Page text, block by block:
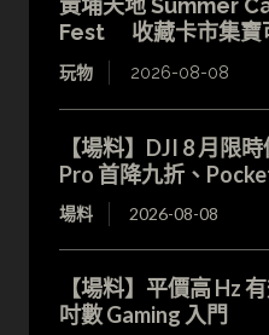
黃埔天地 Summer
Fest 收藏卡市集寶
玩物 2026-08-08
【場料】DJI 8 月限
Pro 首降九折、
場料 2026-08-08
【場料】平價高 Hz
吋數 Gaming 入門